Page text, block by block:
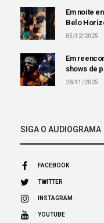
Em noite
Belo
05/12/2025
Em
shows de
28/11/2025
SIGA O AUDIOGRAMA
FACEBOOK
TWITTER
INSTAGRAM
YOUTUBE